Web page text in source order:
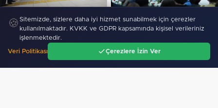
İzmir Karabağlar Meclisi'nde
komisyonlar yeniden şekillendi…
Bakan Tekin üniversite
adaylarıyla tecrübe paylaştı…
SIYASET
🍪 Sitemizde, sizlere daha iyi hizmet sunabilmek için çerezler
kullanılmaktadır. KVKK ve GDPR kapsamında kişisel verileriniz
işlenmektedir.
Veri Politikası Çerezlere İzin Ver
Gündem Ara Menü